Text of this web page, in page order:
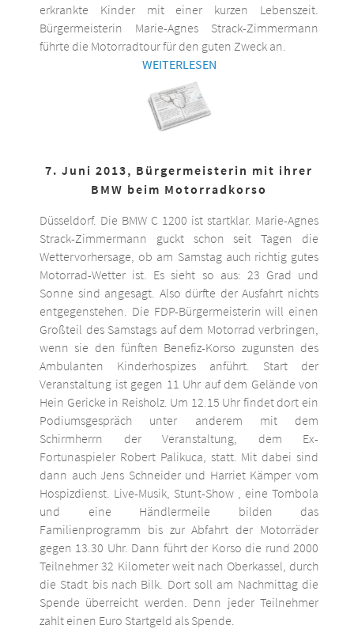
erkrankte Kinder mit einer kurzen Lebenszeit.
Bürgermeisterin Marie-Agnes Strack-Zimmermann
führte die Motorradtour für den guten Zweck an.
WEITERLESEN
7. Juni 2013, Bürgermeisterin mit ihrer
BMW beim Motorradkorso
Düsseldorf. Die BMW C 1200 ist startklar. Marie-Agnes
Strack-Zimmermann guckt schon seit Tagen die
Wettervorhersage, ob am Samstag auch richtig gutes
Motorrad-Wetter ist. Es sieht so aus: 23 Grad und
Sonne sind angesagt. Also dürfte der Ausfahrt nichts
entgegenstehen. Die FDP-Bürgermeisterin will einen
Großteil des Samstags auf dem Motorrad verbringen,
wenn sie den fünften Benefiz-Korso zugunsten des
Ambulanten Kinderhospizes anführt. Start der
Veranstaltung ist gegen 11 Uhr auf dem Gelände von
Hein Gericke in Reisholz. Um 12.15 Uhr findet dort ein
Podiumsgespräch unter anderem mit dem
Schirmherrn der Veranstaltung, dem Ex-
Fortunaspieler Robert Palikuca, statt. Mit dabei sind
dann auch Jens Schneider und Harriet Kämper vom
Hospizdienst. Live-Musik, Stunt-Show , eine Tombola
und eine Händlermeile bilden das
Familienprogramm bis zur Abfahrt der Motorräder
gegen 13.30 Uhr. Dann führt der Korso die rund 2000
Teilnehmer 32 Kilometer weit nach Oberkassel, durch
die Stadt bis nach Bilk. Dort soll am Nachmittag die
Spende überreicht werden. Denn jeder Teilnehmer
zahlt einen Euro Startgeld als Spende.